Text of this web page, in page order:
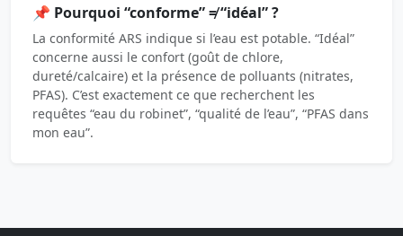
📌 Pourquoi “conforme” ≠ “idéal” ?
La conformité ARS indique si l’eau est potable. “Idéal”
concerne aussi le confort (goût de chlore,
dureté/calcaire) et la présence de polluants (nitrates,
PFAS). C’est exactement ce que recherchent les
requêtes “eau du robinet”, “qualité de l’eau”, “PFAS dans
mon eau”.